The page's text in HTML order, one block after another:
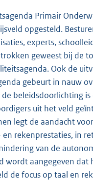
Primair
opgesteld.
experts,
geweest bij de
Ook de
gebeurt in nauw
de beleidsdoorlichting
uit het veld
legt de aandacht
en rekenprestaties, in
van de
wordt aangegeven dat
de focus op taal en